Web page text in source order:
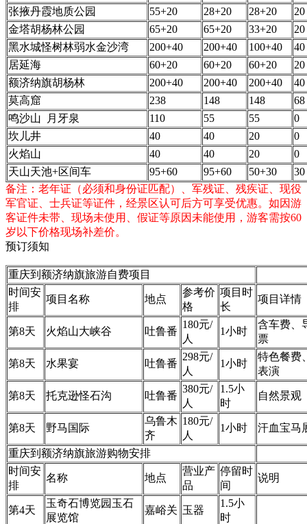
张掖丹霞地质公园
55+20 28+20 28+20
20
金塔胡杨林公园
65+20 65+20 33+20
20
黑水城怪树林弱水金沙湾
200+40 200+40 100+40
40
居延海
60+20 60+20 60+20
20
额济纳旗胡杨林
200+40 200+40 200+40
40
莫高窟
238 148 148
68
鸣沙山 月牙泉
110 55 55
0
坎儿井
40 40 20
0
火焰山
40 40 20
0
天山天池+区间车
95+60 95+60 50+30
30
备注：老年证（必须和身份证匹配）、军残证、残疾证、现役
军官证、士兵证等证件，经景区认可后方可享受优惠。如因游
客证件未带、现场未使用、假证等原因未能使用，游客需按60
岁以下价格现场补差价。
预订须知
重庆到额济纳旗旅游自费项目
时间安
排
项目名称 地点
参考价
格
项目时
长
项目详情
第8天 火焰山大峡谷 吐鲁番
180元/
人
1小时
含车费、
票
第8天 水果宴 吐鲁番
298元/
人
1小时
特色餐费
表演
第8天 托克逊怪石沟 吐鲁番
380元/
人
1.5小
时
自然景观
第8天 野马国际
乌鲁木
齐
180元/
人
1小时 汗血宝马
重庆到额济纳旗旅游购物安排
时间安
排
名称 地点
营业产
品
停留时
间
说明
第4天
玉奇石博览园玉石
展览馆
嘉峪关 玉器
1.5小
时